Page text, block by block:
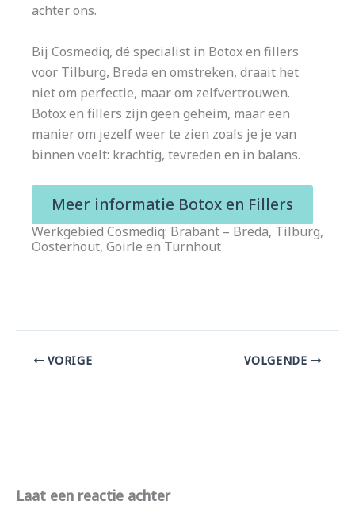
achter ons.
Bij Cosmediq, dé specialist in Botox en fillers
voor Tilburg, Breda en omstreken, draait het
niet om perfectie, maar om zelfvertrouwen.
Botox en fillers zijn geen geheim, maar een
manier om jezelf weer te zien zoals je je van
binnen voelt: krachtig, tevreden en in balans.
Meer informatie Botox en Fillers
Werkgebied Cosmediq: Brabant – Breda, Tilburg,
Oosterhout, Goirle en Turnhout
VORIGE VOLGENDE
Laat een reactie achter